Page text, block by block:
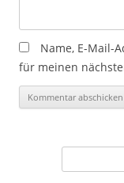
Name, E-Mail-
für meinen